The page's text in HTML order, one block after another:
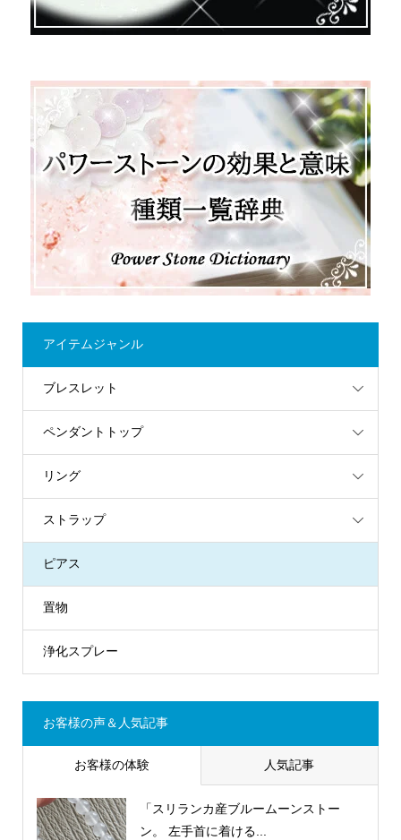
アイテムジャンル
ブレスレット
ペンダントトップ
リング
ストラップ
ピアス
置物
浄化スプレー
お客様の声＆人気記事
お客様の体験 人気記事
「スリランカ産ブルームーンストー
ン。 左手首に着ける...